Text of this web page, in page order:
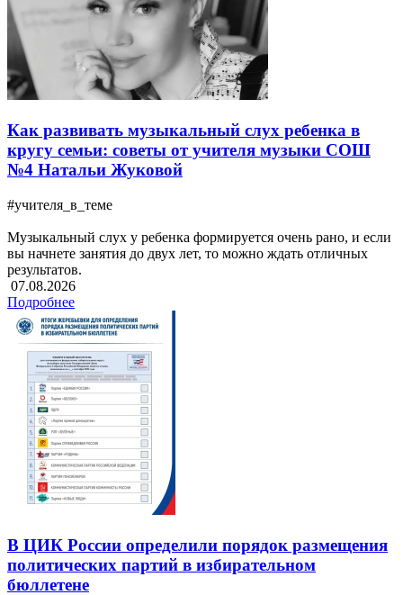
Как развивать музыкальный слух ребенка в
кругу семьи: советы от учителя музыки СОШ
№4 Натальи Жуковой
#учителя_в_теме
Музыкальный слух у ребенка формируется очень рано, и если
вы начнете занятия до двух лет, то можно ждать отличных
результатов.
07.08.2026
Подробнее
В ЦИК России определили порядок размещения
политических партий в избирательном
бюллетене